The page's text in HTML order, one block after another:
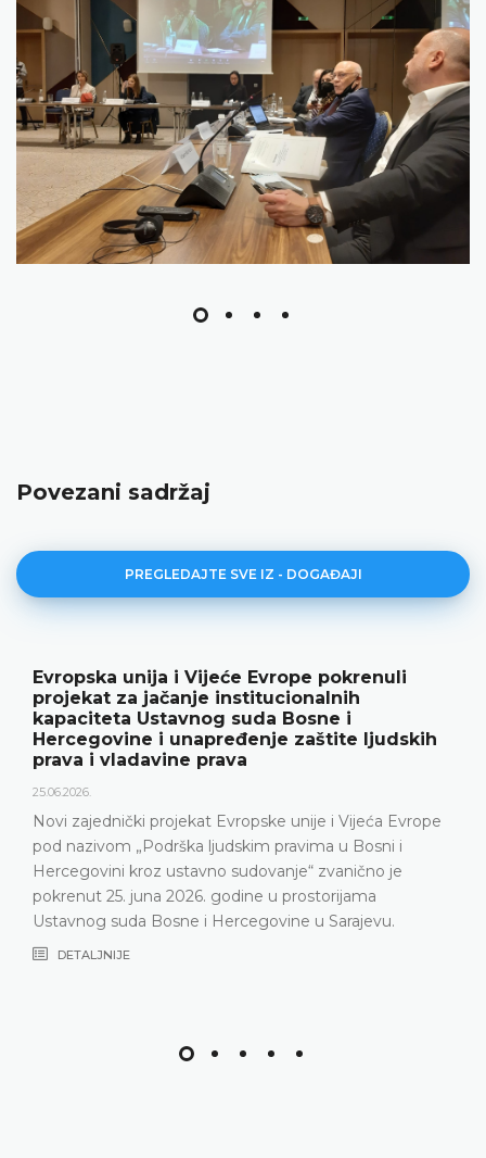
Povezani sadržaj
PREGLEDAJTE SVE IZ - DOGAĐAJI
Ustavni sud BiH predstavio godišnje
rezultate rada i novu publikaciju
18.05.2026.
Ustavni sud Bosne i Hercegovine je 15. maja
Ustavnog suda u 2025. godini, ali i izazovi s
Ustavni sud suočava posljednjih godina,
nepopunjenosti sudijskog sastava
DETALJNIJE